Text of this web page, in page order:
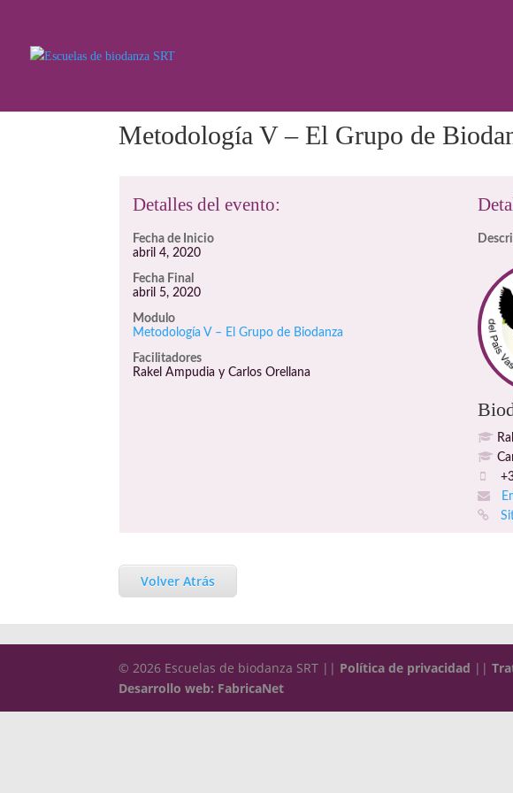
Metodología V – El Grupo de
Detalles del evento:
Fecha de Inicio
abril 4, 2020
Fecha Final
abril 5, 2020
Modulo
Metodología V – El Grupo de Biodanza
Facilitadores
Rakel Ampudia y Carlos Orellana
Volver Atrás
© 2026 Escuelas de biodanza SRT || Política de privacidad ||
Desarrollo web: FabricaNet